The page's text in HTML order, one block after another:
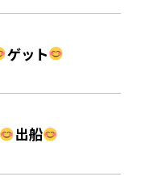
ゲット
出船